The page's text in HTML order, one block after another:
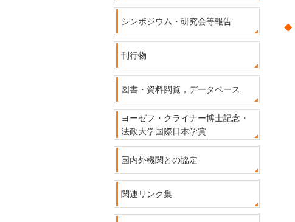
◆
シンポジウム・研究会等報告
刊行物
図書・資料閲覧，データベース
ヨーゼフ・クライナー博士記念・
法政大学国際日本学賞
国内外機関との協定
関連リンク集